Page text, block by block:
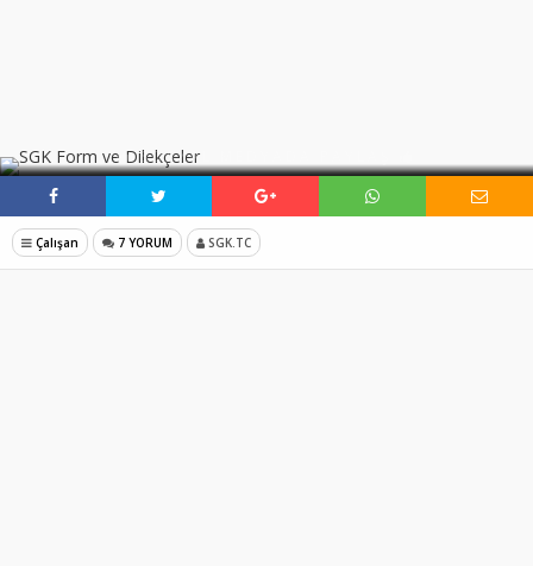
SOSYAL MEDYADA PAYLAŞ
Çalışan 7 YORUM SGK.TC